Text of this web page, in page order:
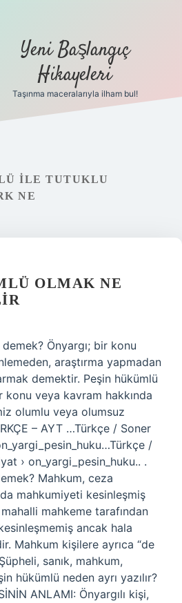
Yeni Başlangıç
Hikayeleri
Taşınma maceralarıyla ilham bul!
ILE TUTUKLU
NE
OLMAK NE
Önyargı; bir konu
araştırma yapmadan
demektir. Peşin hükümlü
konu veya kavram hakkında
olumlu veya olumsuz
– AYT …Türkçe / Soner
/
› on_yargi_pesin_huku.. .
Mahkum, ceza
mahkumiyeti kesinleşmiş
mahkeme tarafından
ancak hala
Mahkum kişilere ayrıca “de
sanık, mahkum,
hükümlü neden ayrı yazılır?
ANLAMI: Önyargılı kişi,